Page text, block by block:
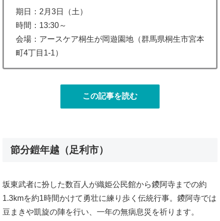
期日：2月3日（土）
時間：13:30～
会場：アースケア桐生が岡遊園地（群馬県桐生市宮本
町4丁目1-1）
この記事を読む
節分鎧年越（足利市）
坂東武者に扮した数百人が織姫公民館から鑁阿寺までの約
1.3kmを約1時間かけて勇壮に練り歩く伝統行事。鑁阿寺では
豆まきや凱旋の陣を行い、一年の無病息災を祈ります。